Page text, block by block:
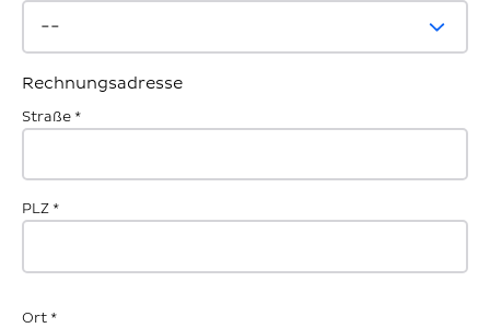
Rechnungsadresse
Straße *
PLZ *
Ort *